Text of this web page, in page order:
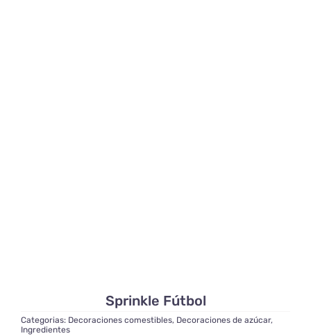
Sprinkle Fútbol
Categorias: Decoraciones comestibles, Decoraciones de azúcar,
Ingredientes